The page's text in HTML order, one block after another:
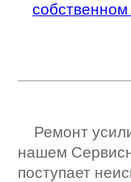
Ремонт
нашем
поступает